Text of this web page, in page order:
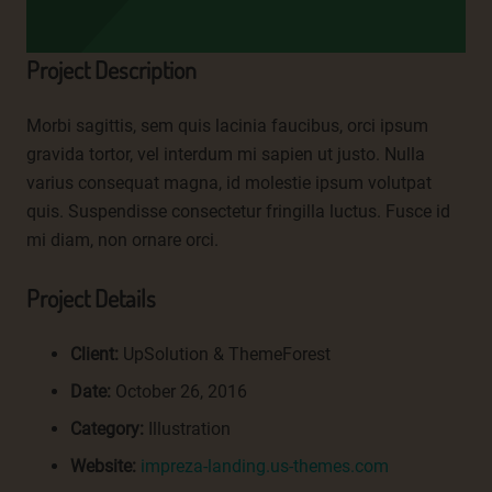
Project Description
Morbi sagittis, sem quis lacinia faucibus, orci ipsum
gravida tortor, vel interdum mi sapien ut justo. Nulla
varius consequat magna, id molestie ipsum volutpat
quis. Suspendisse consectetur fringilla luctus. Fusce id
mi diam, non ornare orci.
Project Details
Client: UpSolution & ThemeForest
Date: October 26, 2016
Category: Illustration
Website: impreza-landing.us-themes.com
einem oder mehreren besonderen Merkmalen, die
Ausdruck der physischen, physiologischen, genetischen,
Identität dieser natürlichen Person sind, identifiziert
werden kann.
b) betroffene Person
Betroffene Person ist jede identifizierte oder
Verantwortlichen verarbeitet werden.
Verfahren ausgeführte Vorgang oder jede solche
Vorgangsreihe im Zusammenhang mit
Erfassen, die Organisation, das Ordnen, die Speicherung,